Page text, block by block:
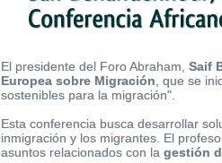
El presidente del Foro Abraham, Saif
Europea sobre Migración , que se
sostenibles para la migración".
Esta conferencia busca desarrollar
inmigración y los migrantes. El
asuntos relacionados con la gestión